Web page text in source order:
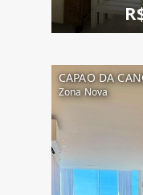
CAPAO DA
Zona Nova